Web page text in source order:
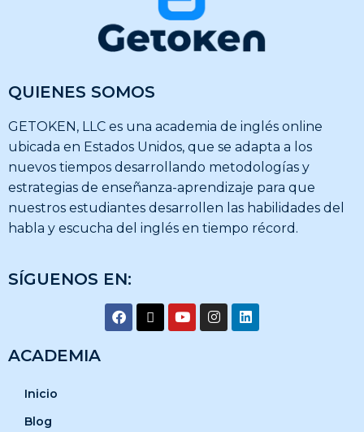
QUIENES SOMOS
GETOKEN, LLC es una academia de inglés online
ubicada en Estados Unidos, que se adapta a los
nuevos tiempos desarrollando metodologías y
estrategias de enseñanza-aprendizaje para que
nuestros estudiantes desarrollen las habilidades del
habla y escucha del inglés en tiempo récord.
SÍGUENOS EN:
ACADEMIA
Inicio
Blog